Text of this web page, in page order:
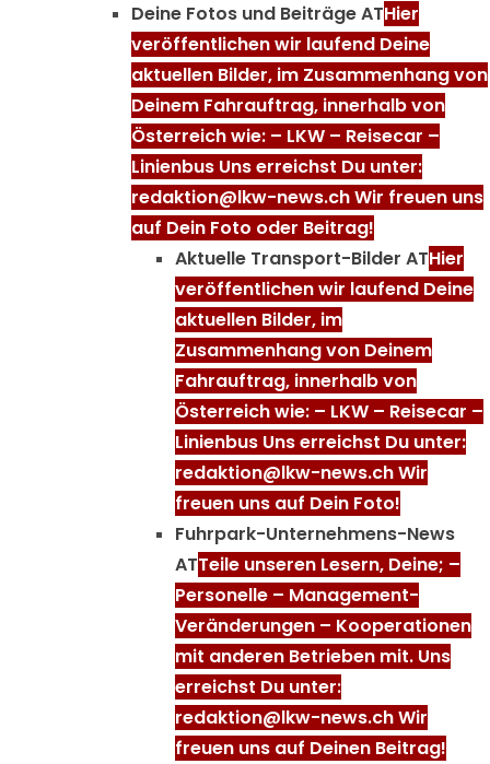
Deine Fotos und Beiträge ATHier
veröffentlichen wir laufend Deine
aktuellen Bilder, im Zusammenhang von
Deinem Fahrauftrag, innerhalb von
Österreich wie: – LKW – Reisecar –
Linienbus Uns erreichst Du unter:
redaktion@lkw-news.ch Wir freuen uns
auf Dein Foto oder Beitrag!
Aktuelle Transport-Bilder ATHier
veröffentlichen wir laufend Deine
aktuellen Bilder, im
Zusammenhang von Deinem
Fahrauftrag, innerhalb von
Österreich wie: – LKW – Reisecar –
Linienbus Uns erreichst Du unter:
redaktion@lkw-news.ch Wir
freuen uns auf Dein Foto!
Fuhrpark-Unternehmens-News
ATTeile unseren Lesern, Deine; –
Personelle – Management-
Veränderungen – Kooperationen
mit anderen Betrieben mit. Uns
erreichst Du unter:
redaktion@lkw-news.ch Wir
freuen uns auf Deinen Beitrag!